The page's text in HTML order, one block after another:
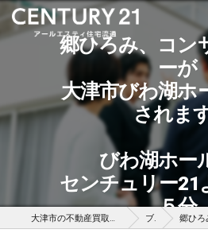
郷ひろみ、コン
ーが
大津市びわ湖ホ
されま
びわ湖ホー
センチュリー21
５分
大津市の不動産買取はセンチュリー21アールエスティ住宅流通 ブログ 郷ひろみ、コンサ